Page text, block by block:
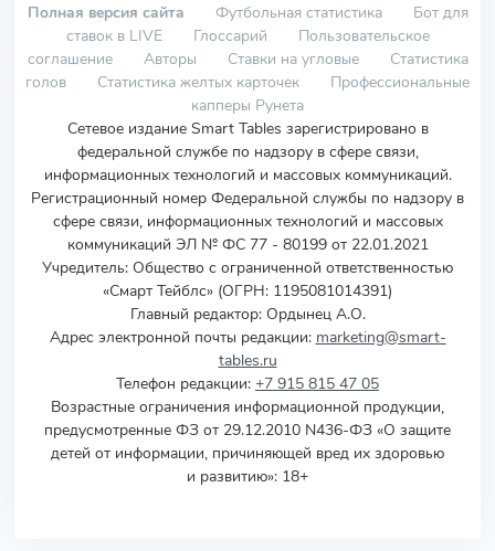
Полная версия сайта Футбольная статистика
Бот для
ставок в LIVE
Глоссарий
Пользовательское
соглашение
Авторы Ставки на угловые
Статистика
голов
Статистика желтых карточек
Профессиональные
капперы Рунета
Сетевое издание Smart Tables зарегистрировано в
федеральной службе по надзору в сфере связи,
информационных технологий и массовых коммуникаций.
Регистрационный номер Федеральной службы по надзору в
сфере связи, информационных технологий и массовых
коммуникаций ЭЛ № ФС 77 - 80199 от 22.01.2021
Учредитель: Общество с ограниченной ответственностью
«Смарт Тейблс» (ОГРН: 1195081014391)
Главный редактор: Ордынец А.О.
Адрес электронной почты редакции: marketing@smart-
tables.ru
Телефон редакции: +7 915 815 47 05
Возрастные ограничения информационной продукции,
предусмотренные ФЗ от 29.12.2010 N436-ФЗ «О защите
детей от информации, причиняющей вред их здоровью
и развитию»: 18+